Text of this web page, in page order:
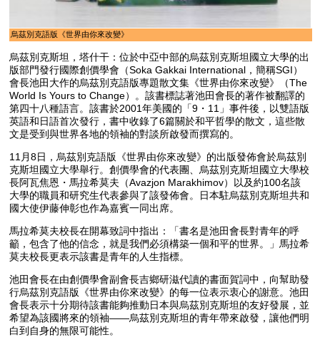
烏茲別克語版《世界由你來改變》
烏茲別克斯坦，塔什干：位於中亞中部的烏茲別克斯坦國立大學的出
版部門發行國際創價學會（Soka Gakkai International，簡稱SGI）
會長池田大作的烏茲別克語版專題散文集《世界由你來改變》（The
World Is Yours to Change）。該書標誌著池田會長的著作被翻譯的
第四十八種語言。該書於2001年美國的「9・11」事件後，以雙語版
英語和日語首次發行，書中收錄了6篇關於和平哲學的散文，這些散
文是受到與世界各地的領袖的對談所啟發而撰寫的。
11月8日，烏茲別克語版《世界由你來改變》的出版發佈會於烏茲別
克斯坦國立大學舉行。創價學會的代表團、烏茲別克斯坦國立大學校
長阿瓦焦恩・馬拉希莫夫（Avazjon Marakhimov）以及約100名該
大學的職員和研究生代表參與了該發佈會。日本駐烏茲別克斯坦共和
國大使伊藤伸彰也作為嘉賓一同出席。
馬拉希莫夫校長在開幕致詞中指出：「書名是池田會長對青年的呼
籲，包含了他的信念，就是我們必須構築一個和平的世界。」馬拉希
莫夫校長更表示該書是青年的人生指標。
池田會長在由創價學會副會長吉鄉研滋代讀的書面賀詞中，向幫助發
行烏茲別克語版《世界由你來改變》的每一位表示衷心的謝意。池田
會長表示十分期待該書能夠推動日本與烏茲別克斯坦的友好發展，並
希望為該國將來的領袖——烏茲別克斯坦的青年帶來啟發，讓他們明
白到自身的無限可能性。